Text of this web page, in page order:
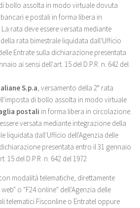
bollo assolta in modo virtuale dovuta
e postali in forma libera in
rata deve essere versata mediante
rata bimestrale liquidata dall'Ufficio
Entrate sulla dichiarazione presentata
ai sensi dell'art. 15 del D.P.R. n. 642 del
S.p.a, versamento della 2° rata
di bollo assolta in modo virtuale
postali in forma libera in circolazione.
versata mediante integrazione della
liquidata dall'Ufficio dell'Agenzia delle
presentata entro il 31 gennaio
15 del D.P.R. n. 642 del 1972
con modalità telematiche, direttamente
o "F24 online" dell'Agenzia delle
telematici Fisconline o Entratel oppure